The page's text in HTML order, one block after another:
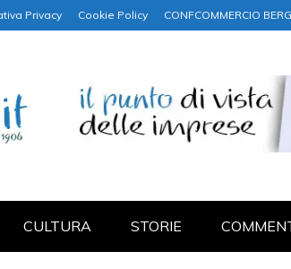
Privacy Cookie Policy CONFCOMMERCIO
CULTURA STORIE